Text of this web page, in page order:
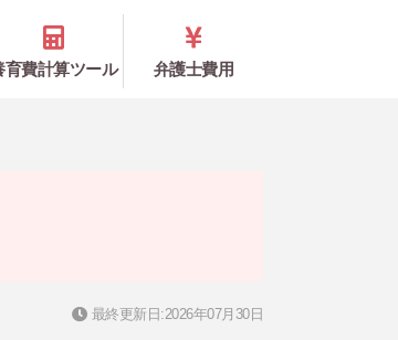
育費計算ツール 弁護士費用
最終更新日:2026年07月30日